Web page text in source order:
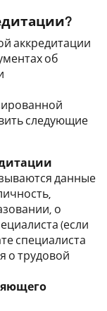
аккредитации
об
следующие
данные
о
(если
специалиста
о трудовой